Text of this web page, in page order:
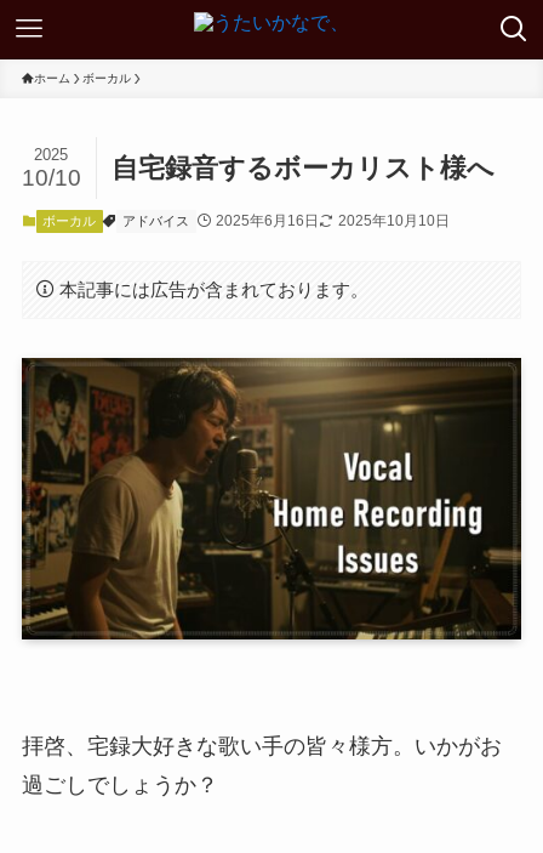
ホーム ボーカル
自宅録音するボーカリスト様へ
2025
10/10
ボーカル アドバイス 2025年6月16日 2025年10月10日
本記事には広告が含まれております。
拝啓、宅録大好きな歌い手の皆々様方。いかがお
過ごしでしょうか？